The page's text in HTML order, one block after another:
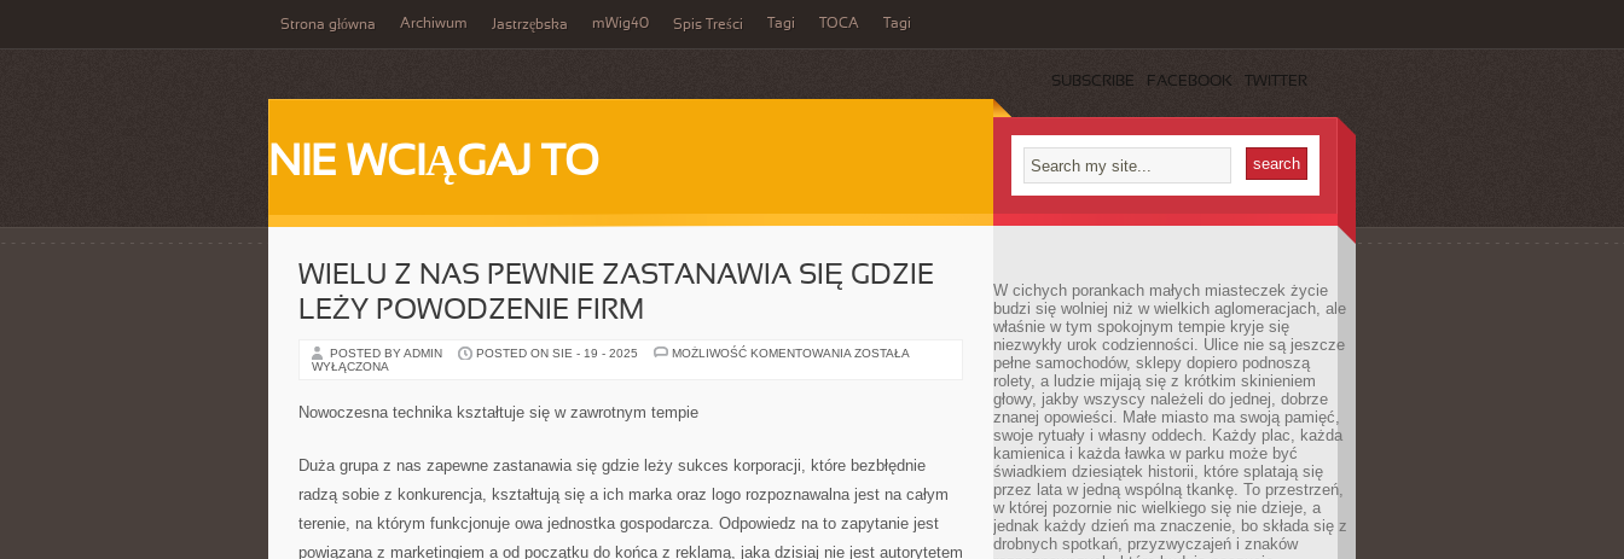
Strona główna Archiwum Jastrzębska mWig40 Spis Treści Tagi TOCA Tagi
SUBSCRIBE FACEBOOK TWITTER
NIE WCIĄGAJ TO
WIELU Z NAS PEWNIE ZASTANAWIA SIĘ GDZIE
LEŻY POWODZENIE FIRM
POSTED BY ADMIN POSTED ON SIE - 19 - 2025 MOŻLIWOŚĆ KOMENTOWANIA WIELU
POWODZENIE
FIRM
ZOSTAŁA
WYŁĄCZONA
Nowoczesna technika kształtuje się w zawrotnym tempie
Duża grupa z nas zapewne zastanawia się gdzie leży sukces korporacji, które bezbłędnie
radzą sobie z konkurencja, kształtują się a ich marka oraz logo rozpoznawalna jest na całym
terenie, na którym funkcjonuje owa jednostka gospodarcza. Odpowiedz na to zapytanie jest
powiązana z marketingiem a od początku do końca z reklamą, jaka dzisiaj nie jest autorytetem
W cichych porankach małych miasteczek życie
budzi się wolniej niż w wielkich aglomeracjach, ale
właśnie w tym spokojnym tempie kryje się
niezwykły urok codzienności. Ulice nie są jeszcze
pełne samochodów, sklepy dopiero podnoszą
rolety, a ludzie mijają się z krótkim skinieniem
głowy, jakby wszyscy należeli do jednej, dobrze
znanej opowieści. Małe miasto ma swoją pamięć,
swoje rytuały i własny oddech. Każdy plac, każda
kamienica i każda ławka w parku może być
świadkiem dziesiątek historii, które splatają się
przez lata w jedną wspólną tkankę. To przestrzeń,
w której pozornie nic wielkiego się nie dzieje, a
jednak każdy dzień ma znaczenie, bo składa się z
drobnych spotkań, przyzwyczajeń i znaków